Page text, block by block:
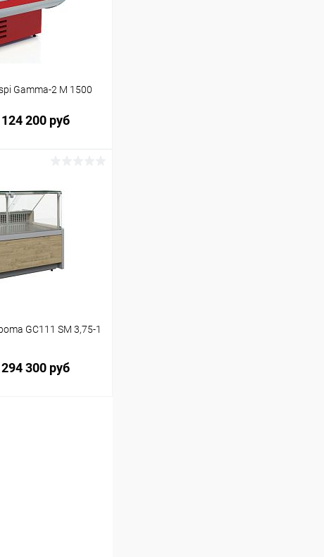
Gamma-2 М 1500
124 200 руб
Сравнение
GC111 SM 3,75-1
294 300 руб